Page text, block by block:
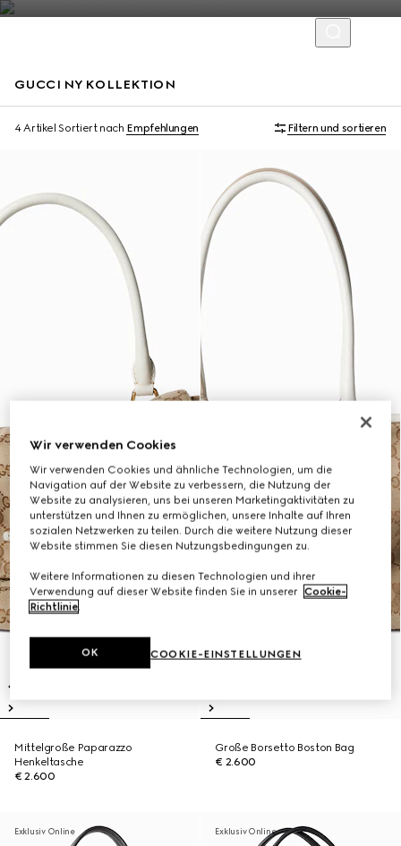
GUCCI NY KOLLEKTION
4 Artikel Sortiert nach Empfehlungen Filtern und sortieren
Limitierte Auflage
Mittelgroße Paparazzo
Henkeltasche
€ 2.600
Limitierte Auflage
Große Borsetto Boston Bag
€ 2.600
Exklusiv Online Exklusiv Online
Wir verwenden Cookies
Wir verwenden Cookies und ähnliche Technologien, um die
Navigation auf der Website zu verbessern, die Nutzung der
Website zu analysieren, uns bei unseren Marketingaktivitäten zu
unterstützen und Ihnen zu ermöglichen, unsere Inhalte auf Ihren
sozialen Netzwerken zu teilen. Durch die weitere Nutzung dieser
Website stimmen Sie diesen Nutzungsbedingungen zu.
Weitere Informationen zu diesen Technologien und ihrer
Verwendung auf dieser Website finden Sie in unserer Cookie-
Richtlinie.
COOKIE-EINSTELLUNGEN
OK